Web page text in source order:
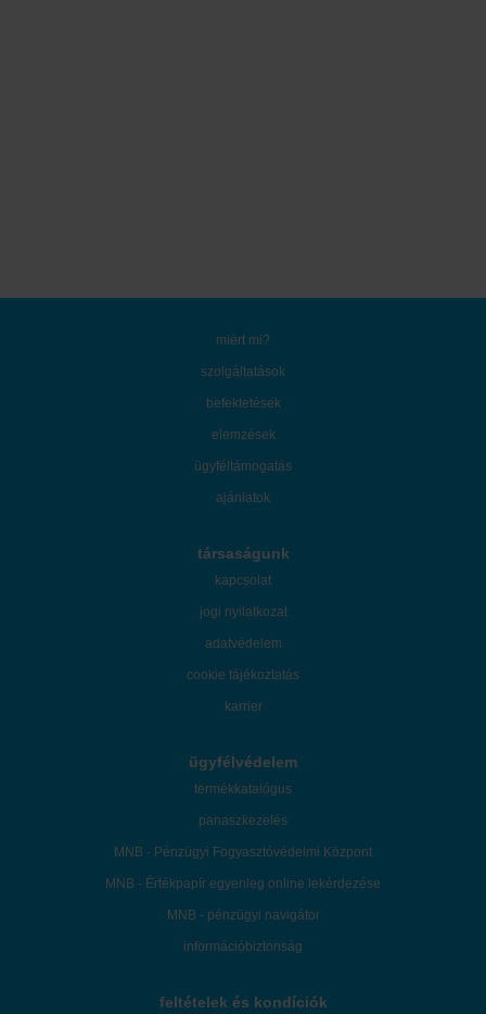
miért mi?
szolgáltatások
befektetések
elemzések
ügyféltámogatás
ajánlatok
társaságunk
kapcsolat
jogi nyilatkozat
adatvédelem
cookie tájékoztatás
karrier
ügyfélvédelem
termékkatalógus
panaszkezelés
MNB - Pénzügyi Fogyasztóvédelmi Központ
MNB - Értékpapír egyenleg online lekérdezése
MNB - pénzügyi navigátor
információbiztonság
feltételek és kondíciók